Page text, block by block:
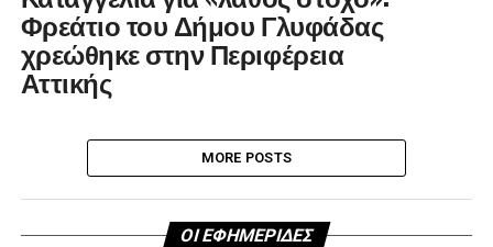
Φρεάτιο του Δήμου Γλυφάδας
χρεώθηκε στην Περιφέρεια
Αττικής
MORE POSTS
ΟΙ ΕΦΗΜΕΡΙΔΕΣ